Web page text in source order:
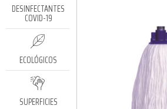
DESINFECTANTES
COVID-19
ECOLÓGICOS
SUPERFICIES